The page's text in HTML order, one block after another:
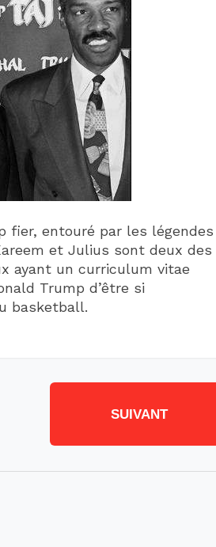
fier, entouré par les légendes
et Julius sont deux des
ayant un curriculum vitae
Trump d’être si
basketball.
SUIVANT